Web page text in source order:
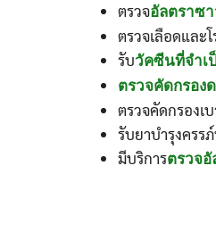
ตรวจอัลตราซ
ตรวจเลือดแล
รับวัคซีนที่จำเ
ตรวจคัดกรอง
ตรวจคัดกรองเ
รับยาบำรุงครร
มีบริการตรวจอั